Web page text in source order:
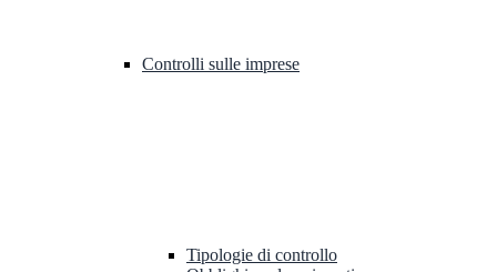
Controlli sulle imprese
Tipologie di controllo